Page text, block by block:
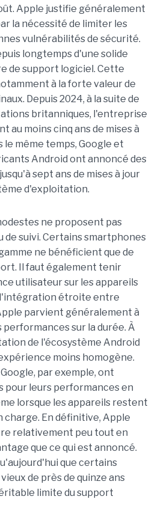
Apple justifie généralement
la nécessité de limiter les
vulnérabilités de sécurité.
longtemps d'une solide
de support logiciel. Cette
à la forte valeur de
Depuis 2024, à la suite de
britanniques, l'entreprise
au moins cinq ans de mises à
le même temps, Google et
Android ont annoncé des
sept ans de mises à jour
d'exploitation.
ne proposent pas
de suivi. Certains smartphones
ne bénéficient que de
Il faut également tenir
utilisateur sur les appareils
l'intégration étroite entre
parvient généralement à
sur la durée. À
de l'écosystème Android
moins homogène.
par exemple, ont
pour leurs performances en
lorsque les appareils restent
En définitive, Apple
relativement peu tout en
que ce qui est annoncé.
que certains
de près de quinze ans
limite du support